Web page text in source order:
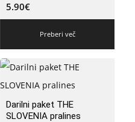
5.90€
Preberi več
Darilni paket THE
SLOVENIA pralines